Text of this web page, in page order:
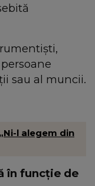
sau al muncii.
l alegem din